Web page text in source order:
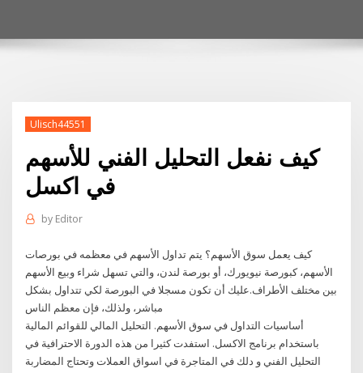
Ulisch44551
كيف نفعل التحليل الفني للأسهم
في اكسل
by Editor
كيف يعمل سوق الأسهم؟ يتم تداول الأسهم في معظمه في بورصات
الأسهم، كبورصة نيويورك، أو بورصة لندن، والتي تسهل شراء وبيع الأسهم
بين مختلف الأطراف.عليك أن تكون مسجلا في البورصة لكي تتداول بشكل
مباشر، ولذلك، فإن معظم الناس
أساسيات التداول في سوق الأسهم. التحليل المالي للقوائم المالية
باستخدام برنامج الاكسل. استفدت كثيرا من هذه الدورة الاحترافية في
التحليل الفني و دلك في المتاجرة في اسواق العملات وتحتاج المضاربة